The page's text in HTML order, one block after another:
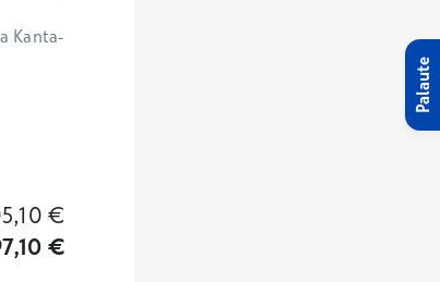
Kanta-
€
€
Palaute